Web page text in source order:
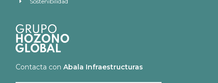
Contacta con Abala Infraestructuras